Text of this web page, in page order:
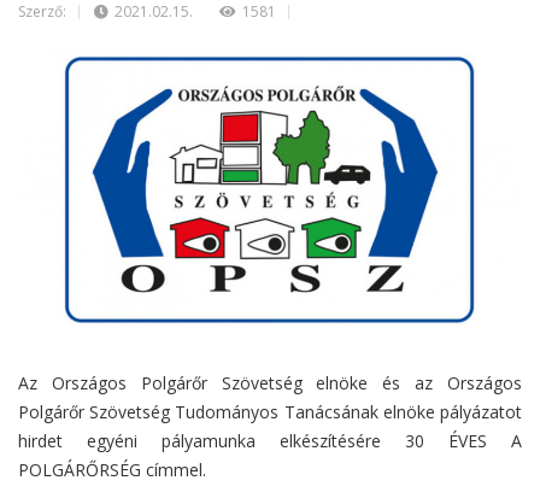
Szerző: 2021.02.15. 1581
Az Országos Polgárőr Szövetség elnöke és az Országos
Polgárőr Szövetség Tudományos Tanácsának elnöke pályázatot
hirdet egyéni pályamunka elkészítésére 30 ÉVES A
POLGÁRŐRSÉG címmel.